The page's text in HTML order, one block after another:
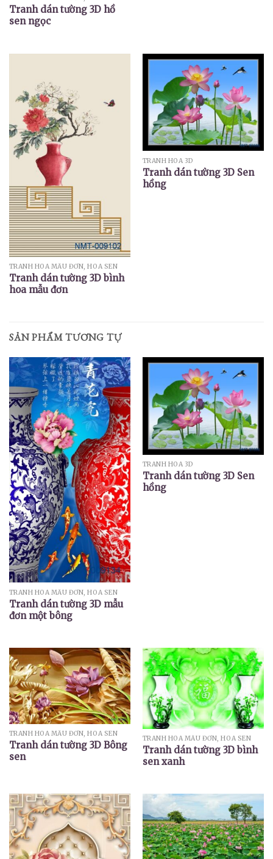
Tranh dán tường 3D hồ
sen ngọc
TRANH HOA MẪU ĐƠN, HOA SEN
Tranh dán tường 3D bình
hoa mẫu đơn
TRANH HOA 3D
Tranh dán tường 3D Sen
hồng
SẢN PHẨM TƯƠNG TỰ
TRANH HOA MẪU ĐƠN, HOA SEN
Tranh dán tường 3D mẫu
đơn một bông
TRANH HOA 3D
Tranh dán tường 3D Sen
hồng
TRANH HOA MẪU ĐƠN, HOA SEN
Tranh dán tường 3D Bông
sen
TRANH HOA MẪU ĐƠN, HOA SEN
Tranh dán tường 3D bình
sen xanh